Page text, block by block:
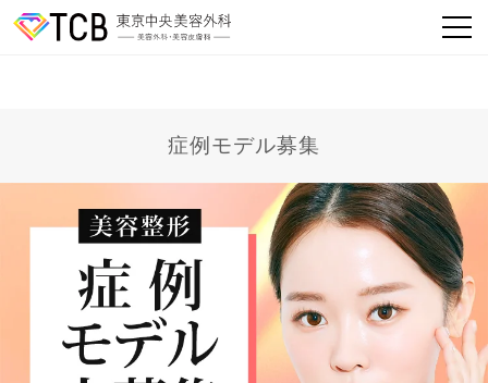
症例モデル募集